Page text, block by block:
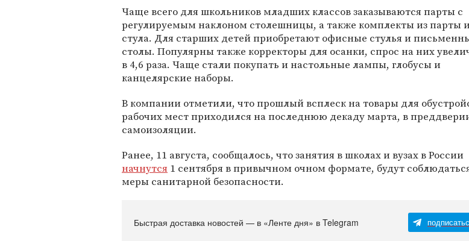
Чаще всего для школьников младших классов заказываются парты с
регулируемым наклоном столешницы, а также комплекты из парты
стула. Для старших детей приобретают офисные стулья и
столы. Популярны также корректоры для осанки, спрос на них
в 4,6 раза. Чаще стали покупать и настольные лампы, глобусы и
канцелярские наборы.
В компании отметили, что прошлый всплеск на товары для
рабочих мест приходился на последнюю декаду марта, в
самоизоляции.
Ранее, 11 августа, сообщалось, что занятия в школах и вузах в России
начнутся 1 сентября в привычном очном формате, будут
меры санитарной безопасности.
Быстрая доставка новостей — в «Ленте дня» в Telegram